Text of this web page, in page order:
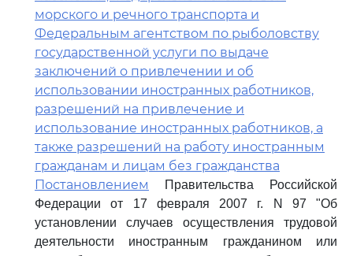
морского и речного транспорта и
Федеральным агентством по рыболовству
государственной услуги по выдаче
заключений о привлечении и об
использовании иностранных работников,
разрешений на привлечение и
использование иностранных работников, а
также разрешений на работу иностранным
гражданам и лицам без гражданства
Постановлением
Правительства Российской
Федерации от 17 февраля 2007 г. N 97 "Об
установлении случаев осуществления трудовой
деятельности иностранным гражданином или